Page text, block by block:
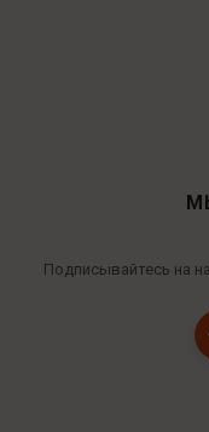
Подписывайтесь на